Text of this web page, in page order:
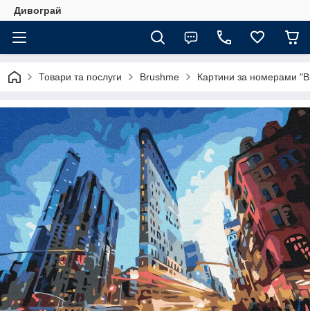
Дивограй
Товари та послуги Brushme Картини за номерами